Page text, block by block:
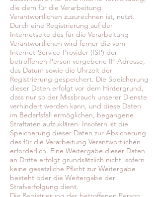
die dem für die Verarbeitung
Verantwortlichen zuzurechnen ist, nutzt.
Durch eine Registrierung auf der
Internetseite des für die Verarbeitung
Verantwortlichen wird ferner die vom
Internet-Service-Provider (ISP) der
betroffenen Person vergebene IP-Adresse,
das Datum sowie die Uhrzeit der
Registrierung gespeichert. Die Speicherung
dieser Daten erfolgt vor dem Hintergrund,
dass nur so der Missbrauch unserer Dienste
verhindert werden kann, und diese Daten
im Bedarfsfall ermöglichen, begangene
Straftaten aufzuklären. Insofern ist die
Speicherung dieser Daten zur Absicherung
des für die Verarbeitung Verantwortlichen
erforderlich. Eine Weitergabe dieser Daten
an Dritte erfolgt grundsätzlich nicht, sofern
keine gesetzliche Pflicht zur Weitergabe
besteht oder die Weitergabe der
Strafverfolgung dient.